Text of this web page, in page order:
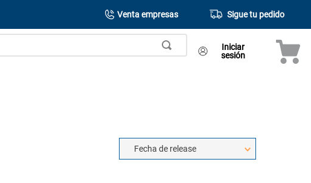
Venta empresas Sigue tu pedido
Iniciar
sesión
Fecha de release